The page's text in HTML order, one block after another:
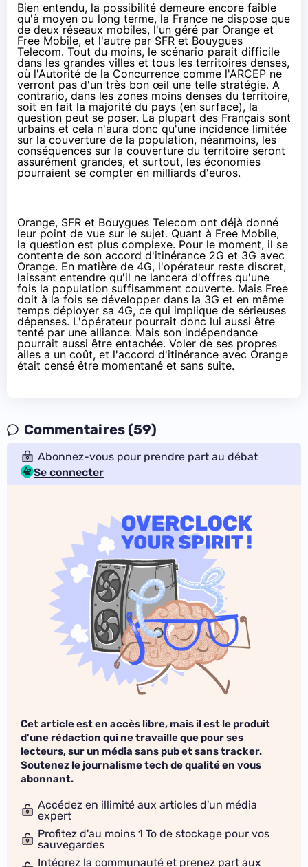
Bien entendu, la possibilité demeure encore faible
qu'à moyen ou long terme, la France ne dispose que
de deux réseaux mobiles, l'un géré par Orange et
Free Mobile, et l'autre par SFR et Bouygues
Telecom. Tout du moins, le scénario parait difficile
dans les grandes villes et tous les territoires denses,
où l'Autorité de la Concurrence comme l'ARCEP ne
verront pas d'un très bon œil une telle stratégie. A
contrario, dans les zones moins denses du territoire,
soit en fait la majorité du pays (en surface), la
question peut se poser. La plupart des Français sont
urbains et cela n'aura donc qu'une incidence limitée
sur la couverture de la population, néanmoins, les
conséquences sur la couverture du territoire seront
assurément grandes, et surtout, les économies
pourraient se compter en milliards d'euros.
Orange, SFR et Bouygues Telecom ont déjà donné
leur point de vue sur le sujet. Quant à Free Mobile,
la question est plus complexe. Pour le moment, il se
contente de son accord d'itinérance 2G et 3G avec
Orange. En matière de 4G, l'opérateur reste discret,
laissant entendre qu'il ne lancera d'offres qu'une
fois la population suffisamment couverte. Mais Free
doit à la fois se développer dans la 3G et en même
temps déployer sa 4G, ce qui implique de sérieuses
dépenses. L'opérateur pourrait donc lui aussi être
tenté par une alliance. Mais son indépendance
pourrait aussi être entachée. Voler de ses propres
ailes a un coût, et l'accord d'itinérance avec Orange
était censé être momentané et sans suite.
Commentaires (59)
Abonnez-vous pour prendre part au débat
Se connecter
Cet article est en accès libre, mais il est le produit
d'une rédaction qui ne travaille que pour ses
lecteurs, sur un média sans pub et sans tracker.
Soutenez le journalisme tech de qualité en vous
abonnant.
Accédez en illimité aux articles d'un média
expert
Profitez d'au moins 1 To de stockage pour vos
sauvegardes
Intégrez la communauté et prenez part aux